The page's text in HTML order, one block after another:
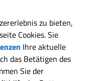
zu bieten,
Cookies. Sie
Ihre aktuelle
das Betätigen des
Sie der